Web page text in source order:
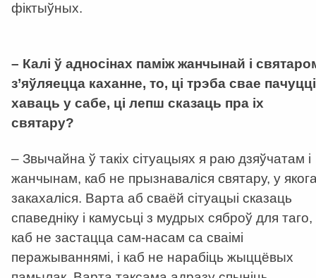
фіктыўных.
– Калі ў адносінах паміж жанчынай і
з’яўляецца каханне, то, ці трэба свае пачуцці
хаваць у сабе, ці лепш сказаць пра іх
святару?
– Звычайна ў такіх сітуацыях я раю дзяўчатам і
жанчынам, каб не прызнаваліся святару, у
закахаліся. Варта аб сваёй сітуацыі сказаць
спаведніку і камусьці з мудрых сяброў для таго,
каб не застацца сам-насам са сваімі
перажываннямі, і каб не нарабіць жыццёвых